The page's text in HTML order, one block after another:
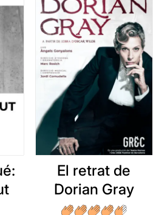
El retrat de
Dorian Gray